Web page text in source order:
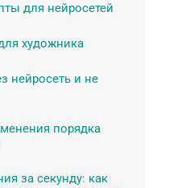
для нейросетей
художника
нейросеть и не
порядка
за секунду: как